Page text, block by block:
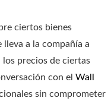
ciertos bienes
a la compañía a
los precios de ciertas
con el Wall
sin comprometer